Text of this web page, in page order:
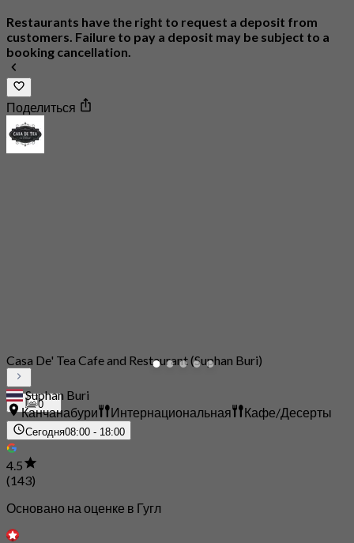
Restaurants have the right to request a deposit from
customers. Failure to pay a deposit may be subject to a
booking cancellation.
Поделиться
0
Casa De' Tea Cafe and Restaurant (Suphan Buri)
Suphan Buri
Канчанабури
Интернациональная Кафе/Десерты
Сегодня08:00 - 18:00
4.5
(143)
Основано на оценке в Гугл